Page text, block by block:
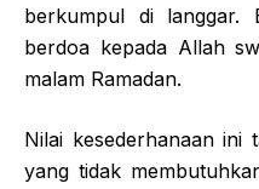
berkumpul di langgar.
berdoa kepada Allah
malam Ramadan.
Nilai kesederhanaan ini
yang tidak